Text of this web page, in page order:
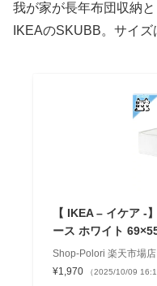
我が家が長年布団収納
IKEAのSKUBB。サイズ
【 IKEA – イケア -
ース ホワイト
Shop-Polori 楽天市場店
¥1,970
（2025/10/09